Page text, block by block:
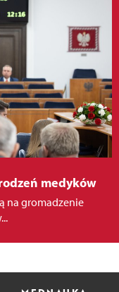
medyków
na gromadzenie